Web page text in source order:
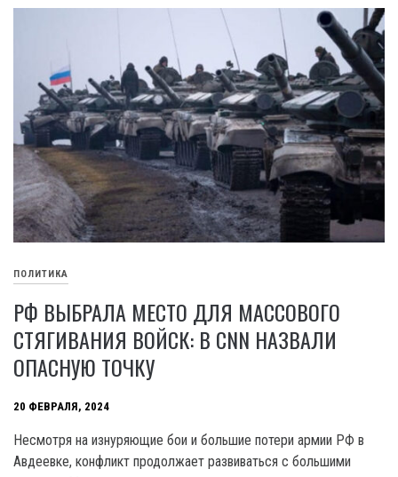
ПОЛИТИКА
РФ ВЫБРАЛА МЕСТО ДЛЯ МАССОВОГО
СТЯГИВАНИЯ ВОЙСК: В CNN НАЗВАЛИ
ОПАСНУЮ ТОЧКУ
20 ФЕВРАЛЯ, 2024
Несмотря на изнуряющие бои и большие потери армии РФ в
Авдеевке, конфликт продолжает развиваться с большими